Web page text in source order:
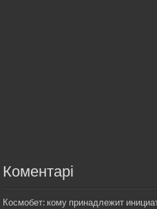
Коментарі
Космобет: кому принадлежит